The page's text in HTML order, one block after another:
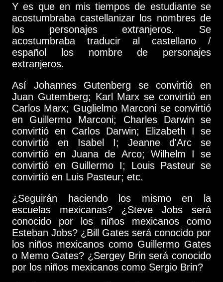
Y es que en mis tiempos de estudiante se
acostumbraba castellanizar los nombres de
los personajes extranjeros. Se
acostumbraba traducir al castellano /
español los nombre de personajes
extranjeros.
Así Johannes Gutenberg se convirtió en
Juan Gutemberg; Karl Marx se convirtió en
Carlos Marx; Guglielmo Marconi se convirtió
en Guillermo Marconi; Charles Darwin se
convirtió en Carlos Darwin; Elizabeth I se
convirtió en Isabel I; Jeanne d'Arc se
convirtió en Juana de Arco; Wilhelm I se
convirtió en Guillermo I; Louis Pasteur se
convirtió en Luis Pasteur; etc.
¿Seguirán haciendo los mismo en la
escuelas mexicanas? ¿Steve Jobs será
conocido por los niños mexicanos como
Esteban Jobs? ¿Bill Gates será conocido por
los niños mexicanos como Guillermo Gates
o Memo Gates? ¿Sergey Brin será conocido
por los niños mexicanos como Sergio Brin?